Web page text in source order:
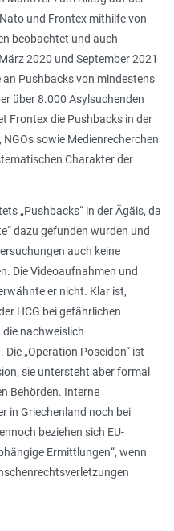
und Frontex mithilfe von
beobachtet und auch
2020 und September 2021
Pushbacks von mindestens
über 8.000 Asylsuchenden
Frontex die Pushbacks in der
NGOs sowie Medienrecherchen
Charakter der
„Pushbacks“ in der Ägäis, da
“ dazu gefunden wurden und
auch keine
Die Videoaufnahmen und
er nicht. Klar ist,
HCG bei gefährlichen
die nachweislich
„Operation Poseidon“ ist
sie untersteht aber formal
Behörden. Interne
in Griechenland noch bei
beziehen sich EU-
Ermittlungen“, wenn